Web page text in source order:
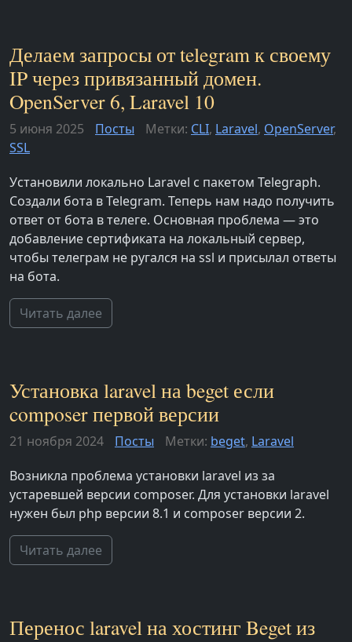
Делаем запросы от telegram к своему
IP через привязанный домен.
OpenServer 6, Laravel 10
5 июня 2025 Посты Метки: CLI, Laravel, OpenServer,
SSL
Установили локально Laravel с пакетом Telegraph.
Создали бота в Telegram. Теперь нам надо получить
ответ от бота в телеге. Основная проблема — это
добавление сертификата на локальный сервер,
чтобы телеграм не ругался на ssl и присылал ответы
на бота.
Читать далее
Установка laravel на beget если
composer первой версии
21 ноября 2024 Посты Метки: beget, Laravel
Возникла проблема установки laravel из за
устаревшей версии composer. Для установки laravel
нужен был php версии 8.1 и composer версии 2.
Читать далее
Перенос laravel на хостинг Beget из